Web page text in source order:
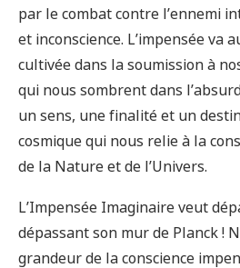
par le combat contre l’ennemi
et inconscience. L’impensée va
cultivée dans la soumission à
qui nous sombrent dans
un sens, une finalité et un
cosmique qui nous relie à la
de la Nature et de l’Univers.
L’Impensée Imaginaire veut
dépassant son mur de Planck !
grandeur de la conscience